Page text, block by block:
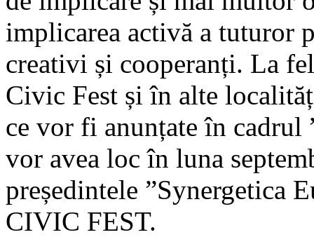
implicarea activă a tuturor
creativi și cooperanți. La
Civic Fest și în alte
ce vor fi anunțate în
vor avea loc în luna
președintele ”Synergetica
CIVIC FEST.